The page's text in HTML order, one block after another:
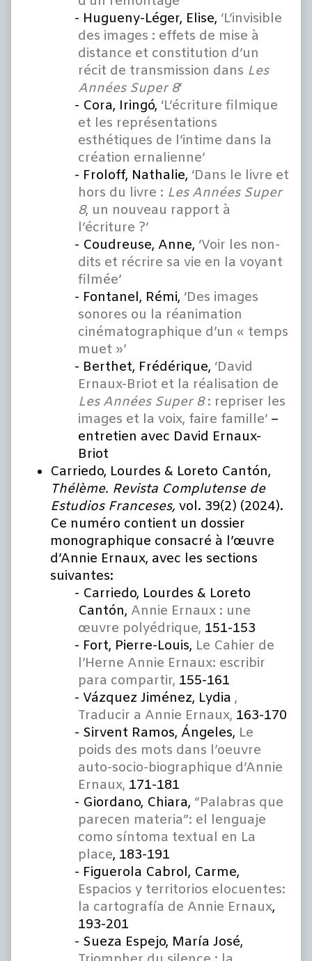
Hugueny-Léger, Elise, ‘L’invisible
des images : effets de mise à
distance et constitution d’un
récit de transmission dans Les
Années Super 8‘
Cora, Iringó, ‘L’écriture filmique
et les représentations
esthétiques de l’intime dans la
création ernalienne’
Froloff, Nathalie, ‘Dans le livre et
hors du livre : Les Années Super
8, un nouveau rapport à
l’écriture ?’
Coudreuse, Anne, ‘Voir les non-
dits et récrire sa vie en la voyant
filmée’
Fontanel, Rémi, ‘Des images
sonores ou la réanimation
cinématographique d’un « temps
muet »’
Berthet, Frédérique, ‘David
Ernaux-Briot et la réalisation de
Les Années Super 8: repriser les
images et la voix, faire famille’ –
entretien avec David Ernaux-
Briot
Carriedo, Lourdes & Loreto Cantón,
Thélème. Revista Complutense de
Estudios Franceses, vol. 39(2) (2024).
Ce numéro contient un dossier
monographique consacré à l’œuvre
d’Annie Ernaux, avec les sections
suivantes:
Carriedo, Lourdes & Loreto
Cantón, Annie Ernaux : une
œuvre polyédrique, 151-153
Fort, Pierre-Louis, Le Cahier de
l’Herne Annie Ernaux: escribir
para compartir, 155-161
Vázquez Jiménez, Lydia ,
Traducir a Annie Ernaux, 163-170
Sirvent Ramos, Ángeles, Le
poids des mots dans l’oeuvre
auto-socio-biographique d’Annie
Ernaux, 171-181
Giordano, Chiara, “Palabras que
parecen materia”: el lenguaje
como síntoma textual en La
place, 183-191
Figuerola Cabrol, Carme,
Espacios y territorios elocuentes:
la cartografía de Annie Ernaux,
193-201
Sueza Espejo, María José,